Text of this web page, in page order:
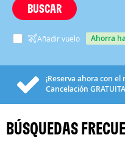
BUSCAR
Añadir vuelo ahorra
¡Reserva ahora con
Cancelación GRATUITA
BÚSQUEDAS